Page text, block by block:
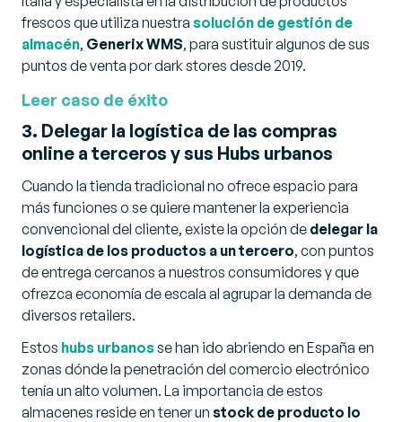
frescos que utiliza nuestra solución de gestión de
almacén, Generix WMS, para sustituir algunos de sus
puntos de venta pordark stores desde 2019.
Leer caso de éxito
3. Delegar la logística de las compras
online a terceros y sus Hubs urbanos
Cuando la tienda tradicional no ofrece espacio para
más funciones o se quiere mantener la experiencia
convencional del cliente, existe la opción de delegar la
logística de los productos a un tercero, con puntos
de entrega cercanos a nuestros consumidores y que
ofrezca economía de escala al agrupar la demanda de
diversos retailers.
Estos hubs urbanosse han ido abriendo en España en
zonas dónde la penetración del comercio electrónico
tenía un alto volumen. La importancia de estos
almacenes reside en tener un stock de producto lo